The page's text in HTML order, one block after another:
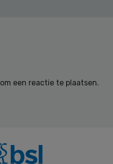
om een reactie te plaatsen.